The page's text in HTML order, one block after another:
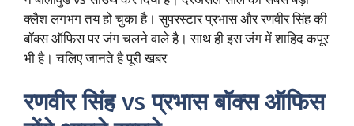
क्लैश लगभग तय हो चुका है। सुपरस्टार प्रभास और रणवीर सिंह की
बॉक्स ऑफिस पर जंग चलने वाले है। साथ ही इस जंग में शाहिद कपूर
भी है। चलिए जानते है पूरी खबर
रणवीर सिंह vs प्रभास बॉक्स ऑफिस